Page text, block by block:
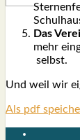
Das
mehr
selbst.
Und weil wir
Als pdf